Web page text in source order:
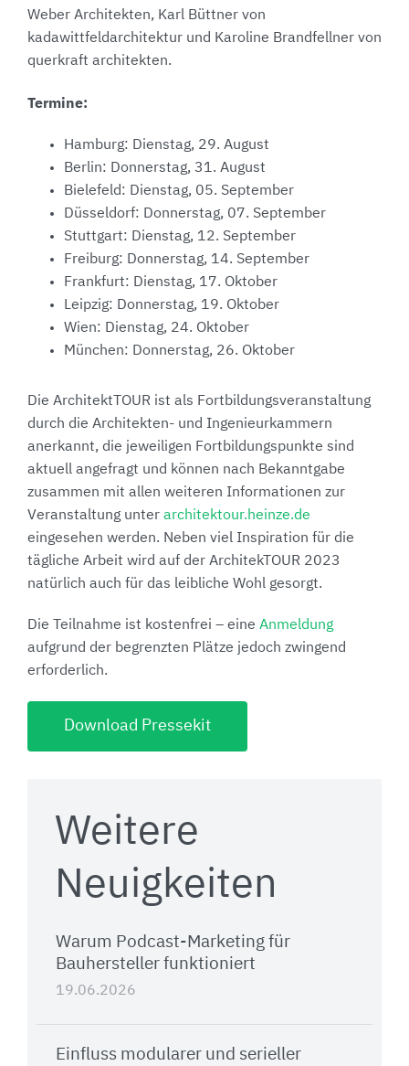
Weber Architekten, Karl Büttner von
kadawittfeldarchitektur und Karoline Brandfellner von
querkraft architekten.
Termine:
Hamburg: Dienstag, 29. August
Berlin: Donnerstag, 31. August
Bielefeld: Dienstag, 05. September
Düsseldorf: Donnerstag, 07. September
Stuttgart: Dienstag, 12. September
Freiburg: Donnerstag, 14. September
Frankfurt: Dienstag, 17. Oktober
Leipzig: Donnerstag, 19. Oktober
Wien: Dienstag, 24. Oktober
München: Donnerstag, 26. Oktober
Die ArchitektTOUR ist als Fortbildungsveranstaltung
durch die Architekten- und Ingenieurkammern
anerkannt, die jeweiligen Fortbildungspunkte sind
aktuell angefragt und können nach Bekanntgabe
zusammen mit allen weiteren Informationen zur
Veranstaltung unter architektour.heinze.de
eingesehen werden. Neben viel Inspiration für die
tägliche Arbeit wird auf der ArchitekTOUR 2023
natürlich auch für das leibliche Wohl gesorgt.
Die Teilnahme ist kostenfrei – eine Anmeldung
aufgrund der begrenzten Plätze jedoch zwingend
erforderlich.
Download Pressekit
Weitere
Neuigkeiten
Warum Podcast-Marketing für
Bauhersteller funktioniert
19.06.2026
Einfluss modularer und serieller